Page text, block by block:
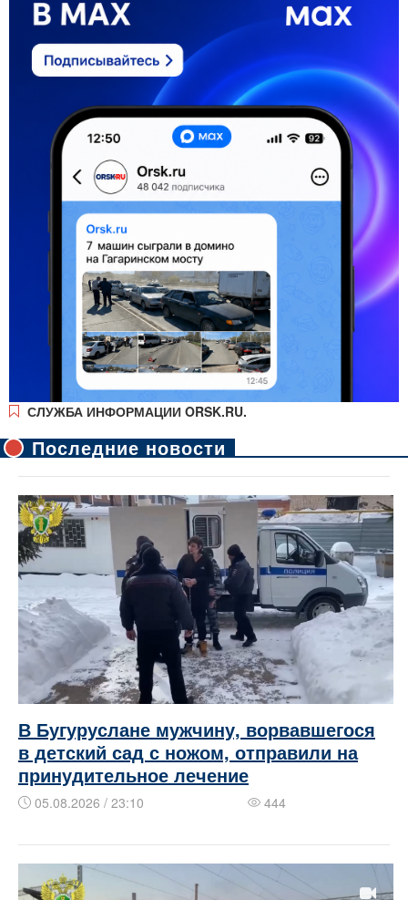
СЛУЖБА ИНФОРМАЦИИ ORSK.RU.
Последние новости
В Бугуруслане мужчину, ворвавшегося
в детский сад с ножом, отправили на
принудительное лечение
05.08.2026 / 23:10 444